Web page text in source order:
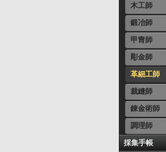
木工師
鍛冶師
甲冑師
彫金師
革細工師
裁縫師
錬金術師
調理師
採集手帳